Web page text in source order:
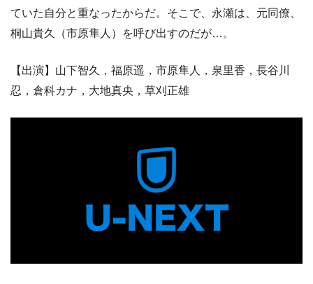
ていた自分と重なったからだ。そこで、永瀬は、元同僚、
桐山貴久（市原隼人）を呼び出すのだが…。
【出演】山下智久，福原遥，市原隼人，泉里香，長谷川
忍，倉科カナ，大地真央，草刈正雄